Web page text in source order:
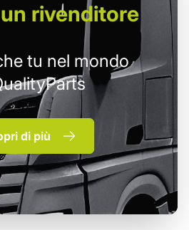
rivenditore
tu nel mondo
di più